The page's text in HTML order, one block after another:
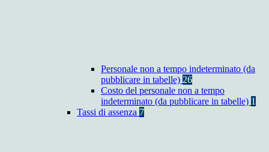
Personale non a tempo indeterminato (da
pubblicare in tabelle) 26
Costo del personale non a tempo
indeterminato (da pubblicare in tabelle) 1
Tassi di assenza 7